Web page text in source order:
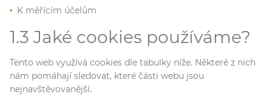
K měřícím účelům
1.3 Jaké cookies používáme?
Tento web využívá cookies dle tabulky níže. Některé z nich
nám pomáhají sledovat, které části webu jsou
nejnavštěvovanější.